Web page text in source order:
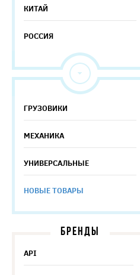
КИТАЙ
РОССИЯ
ГРУЗОВИКИ
МЕХАНИКА
УНИВЕРСАЛЬНЫЕ
НОВЫЕ ТОВАРЫ
БРЕНДЫ
API